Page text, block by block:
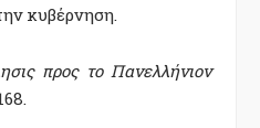
κυβέρνηση.
προς το Πανελλήνιον